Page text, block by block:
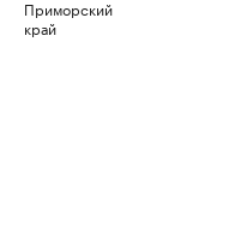
Приморский
край